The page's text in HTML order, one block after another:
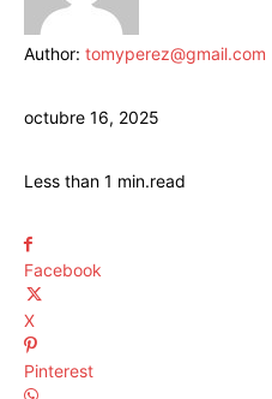
Author: tomyperez@gmail.com
octubre 16, 2025
Less than 1 min.read
Facebook
X
Pinterest